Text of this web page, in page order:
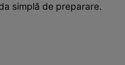
simplă de preparare.